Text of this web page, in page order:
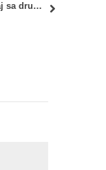
Izveštaj sa druge DANUrB+ međunarodne konferencije u Somboru i Baji, 26-27. avgusta 2022.